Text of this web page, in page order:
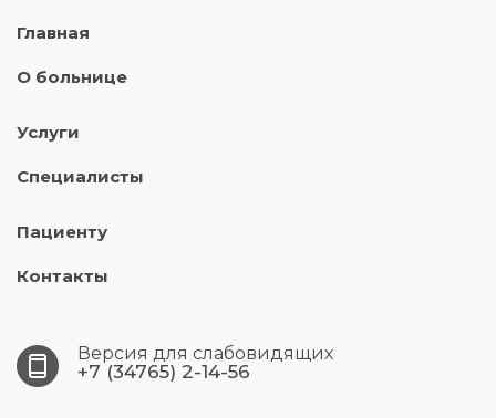
Главная
О больнице
Услуги
Специалисты
Пациенту
Контакты
Версия для слабовидящих
+7 (34765) 2-14-56